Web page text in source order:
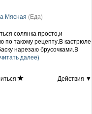
Мясная (Еда)
солянка просто,и
по такому рецепту.В кастрюле
нарезаю брусочками.В
далее)
Действия ▼